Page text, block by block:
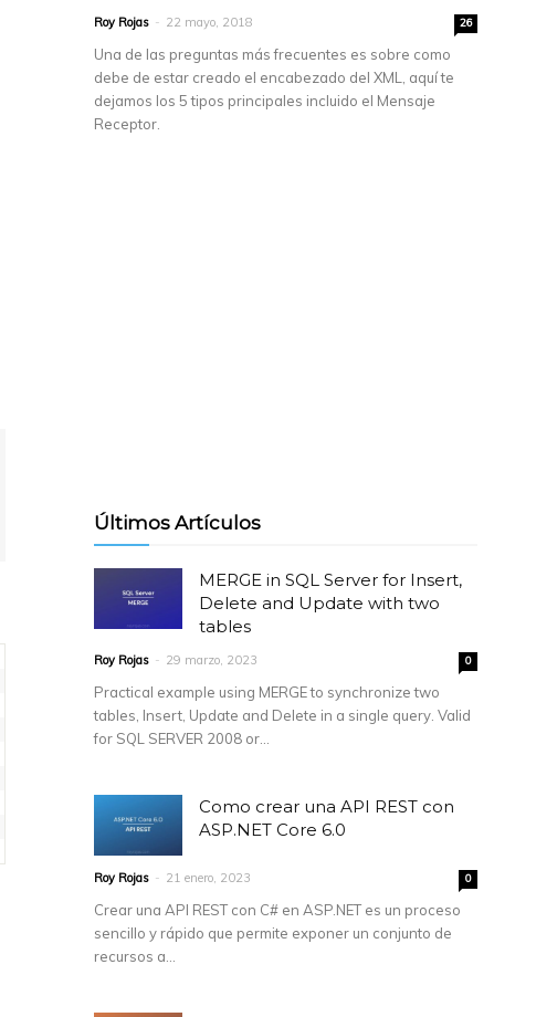
Roy Rojas - 22 mayo, 2018 26
Una de las preguntas más frecuentes es sobre como
debe de estar creado el encabezado del XML, aquí te
dejamos los 5 tipos principales incluido el Mensaje
Receptor.
Últimos Artículos
MERGE in SQL Server for Insert,
Delete and Update with two
tables
Roy Rojas - 29 marzo, 2023 0
Practical example using MERGE to synchronize two
tables, Insert, Update and Delete in a single query. Valid
for SQL SERVER 2008 or...
Como crear una API REST con
ASP.NET Core 6.0
Roy Rojas - 21 enero, 2023 0
Crear una API REST con C# en ASP.NET es un proceso
sencillo y rápido que permite exponer un conjunto de
recursos a...